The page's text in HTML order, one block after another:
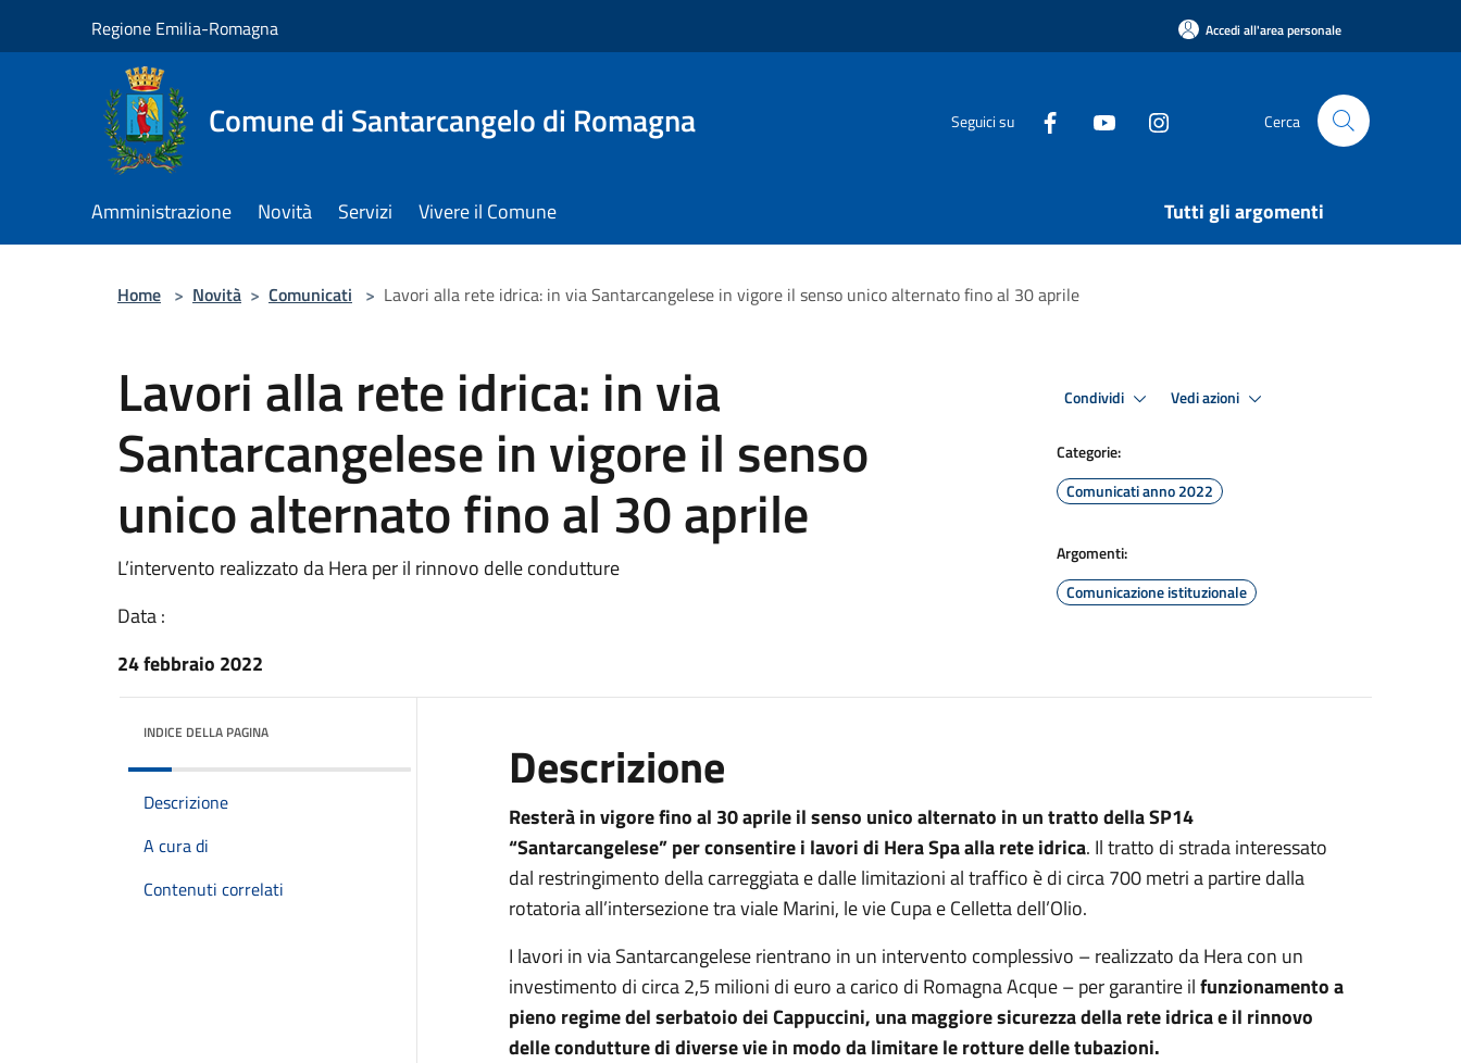
Regione Emilia-Romagna Accedi all'area personale
Comune di Santarcangelo di Romagna Seguici su Cerca
Amministrazione Novità Servizi Vivere il Comune Tutti gli argomenti
Home > Novità > Comunicati > Lavori alla rete idrica: in via Santarcangelese in vigore il senso unico alternato fino al 30 aprile
Lavori alla rete idrica: in via
Santarcangelese in vigore il senso
unico alternato fino al 30 aprile
L’intervento realizzato da Hera per il rinnovo delle condutture
Data :
24 febbraio 2022
Condividi Vedi azioni
Categorie:
Comunicati anno 2022
Argomenti:
Comunicazione istituzionale
INDICE DELLA PAGINA
Descrizione
A cura di
Contenuti correlati
Descrizione
Resterà in vigore fino al 30 aprile il senso unico alternato in un tratto della SP14
“Santarcangelese” per consentire i lavori di Hera Spa alla rete idrica. Il tratto di strada interessato
dal restringimento della carreggiata e dalle limitazioni al traffico è di circa 700 metri a partire dalla
rotatoria all’intersezione traviale Marini, le vie Cupa e Celletta dell’Olio.
I lavori inviaSantarcangelese rientrano in un intervento complessivo – realizzato da Hera con un
investimento di circa 2,5 milioni di euro a carico di Romagna Acque – per garantire ilfunzionamento a
pieno regime del serbatoio dei Cappuccini, una maggiore sicurezza della rete idrica e il rinnovo
delle condutture di diverse vie in modo da limitare le rotture delle tubazioni.